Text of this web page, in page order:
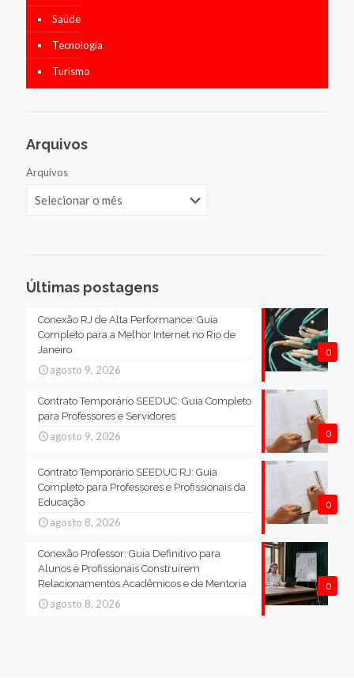
Saúde
Tecnologia
Turismo
Arquivos
Arquivos
Últimas postagens
0
Conexão RJ de Alta Performance: Guia
Completo para a Melhor Internet no Rio de
Janeiro
agosto 9, 2026
0
Contrato Temporário SEEDUC: Guia Completo
para Professores e Servidores
agosto 9, 2026
0
Contrato Temporário SEEDUC RJ: Guia
Completo para Professores e Profissionais da
Educação
agosto 8, 2026
0
Conexão Professor: Guia Definitivo para
Alunos e Profissionais Construírem
Relacionamentos Acadêmicos e de Mentoria
agosto 8, 2026